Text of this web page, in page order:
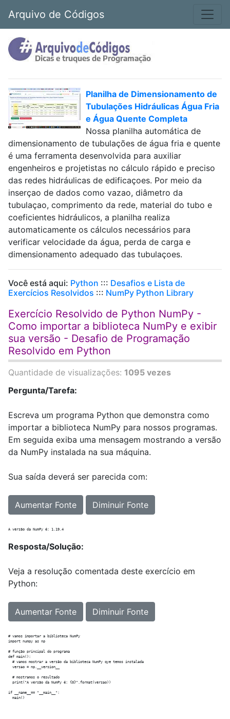
Arquivo de Códigos
Planilha de Dimensionamento de
Tubulações Hidráulicas Água Fria
e Água Quente Completa
Nossa planilha automática de
dimensionamento de tubulações de água fria e quente
é uma ferramenta desenvolvida para auxiliar
engenheiros e projetistas no cálculo rápido e preciso
das redes hidráulicas de edificaçoes. Por meio da
inserçao de dados como vazao, diâmetro da
tubulaçao, comprimento da rede, material do tubo e
coeficientes hidráulicos, a planilha realiza
automaticamente os cálculos necessários para
verificar velocidade da água, perda de carga e
dimensionamento adequado das tubulaçoes.
Você está aqui: Python ::: Desafios e Lista de
Exercícios Resolvidos ::: NumPy Python Library
Exercício Resolvido de Python NumPy -
Como importar a biblioteca NumPy e exibir
sua versão - Desafio de Programação
Resolvido em Python
Quantidade de visualizações: 1095 vezes
Pergunta/Tarefa:
Escreva um programa Python que demonstra como
importar a biblioteca NumPy para nossos programas.
Em seguida exiba uma mensagem mostrando a versão
da NumPy instalada na sua máquina.
Sua saída deverá ser parecida com:
Aumentar Fonte Diminuir Fonte
Resposta/Solução:
Veja a resolução comentada deste exercício em
Python:
Aumentar Fonte Diminuir Fonte
# vamos importar a biblioteca NumPy
import numpy as np
# função principal do programa
def main():
  # vamos mostrar a versão da biblioteca NumPy qye temos instalada
  versao = np.__version__
  # mostramos o resultado
  print("A versão da NumPy é: {0}".format(versao))
if __name__== "__main__":